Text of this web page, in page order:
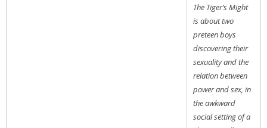
The Tiger’s Might
is about two
preteen boys
discovering their
sexuality and the
relation between
power and sex, in
the awkward
social setting of a